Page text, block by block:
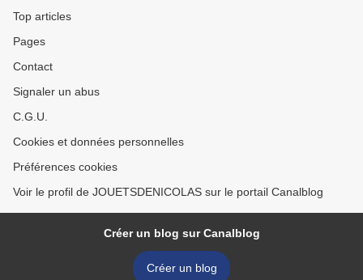
Top articles
Pages
Contact
Signaler un abus
C.G.U.
Cookies et données personnelles
Préférences cookies
Voir le profil de JOUETSDENICOLAS sur le portail Canalblog
Créer un blog sur Canalblog
Créer un blog